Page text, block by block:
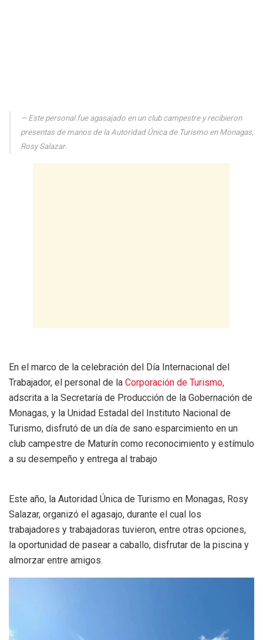
Este personal fue agasajado en un club campestre y recibieron
presentas de manos de la Autoridad Única de Turismo en Monagas,
Rosy Salazar.
En el marco de la celebración del Día Internacional del
Trabajador, el personal de la Corporación de Turismo,
adscrita a la Secretaría de Producción de la Gobernación de
Monagas, y la Unidad Estadal del Instituto Nacional de
Turismo, disfrutó de un día de sano esparcimiento en un
club campestre de Maturín como reconocimiento y estímulo
a su desempeño y entrega al trabajo
Este año, la Autoridad Única de Turismo en Monagas, Rosy
Salazar, organizó el agasajo, durante el cual los
trabajadores y trabajadoras tuvieron, entre otras opciones,
la oportunidad de pasear a caballo, disfrutar de la piscina y
almorzar entre amigos.